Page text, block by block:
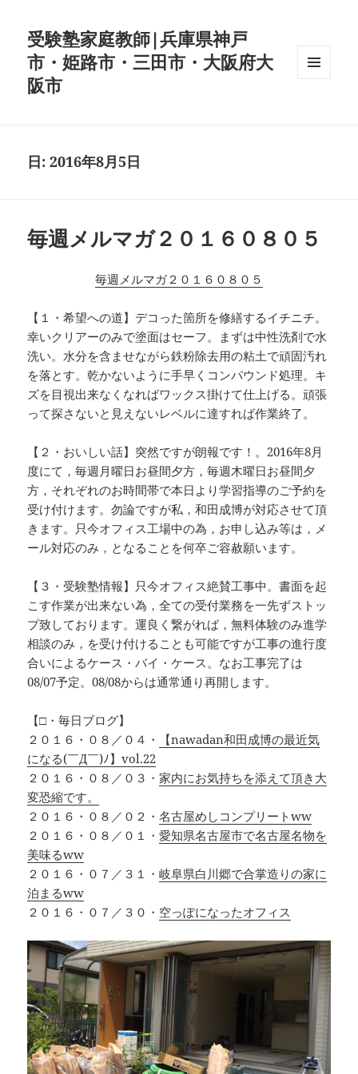
受験塾家庭教師|兵庫県神戸
市・姫路市・三田市・大阪府大
阪市
日:2016年8月5日
毎週メルマガ２０１６０８０５
毎週メルマガ２０１６０８０５
【１・希望への道】デコった箇所を修繕するイチニチ。
幸いクリアーのみで塗面はセーフ。まずは中性洗剤で水
洗い。水分を含ませながら鉄粉除去用の粘土で頑固汚れ
を落とす。乾かないように手早くコンパウンド処理。キ
ズを目視出来なくなればワックス掛けて仕上げる。頑張
って探さないと見えないレベルに達すれば作業終了。
【２・おいしい話】突然ですが朗報です！。2016年8月
度にて，毎週月曜日お昼間夕方，毎週木曜日お昼間夕
方，それぞれのお時間帯で本日より学習指導のご予約を
受け付けます。勿論ですが私，和田成博が対応させて頂
きます。只今オフィス工場中の為，お申し込み等は，メ
ール対応のみ，となることを何卒ご容赦願います。
【３・受験塾情報】只今オフィス絶賛工事中。書面を起
こす作業が出来ない為，全ての受付業務を一先ずストッ
プ致しております。運良く繋がれば，無料体験のみ進学
相談のみ，を受け付けることも可能ですが工事の進行度
合いによるケース・バイ・ケース。なお工事完了は
08/07予定。08/08からは通常通り再開します。
【□・毎日ブログ】
２０１６・０８／０４・
【nawadan和田成博の最近気
になる(￣Д￣)ﾉ】vol.22
２０１６・０８／０３・家内にお気持ちを添えて頂き大
変恐縮です。
２０１６・０８／０２・名古屋めしコンプリートww
２０１６・０８／０１・愛知県名古屋市で名古屋名物を
美味るww
２０１６・０７／３１・岐阜県白川郷で合掌造りの家に
泊まるww
２０１６・０７／３０・ 空っぽになったオフィス